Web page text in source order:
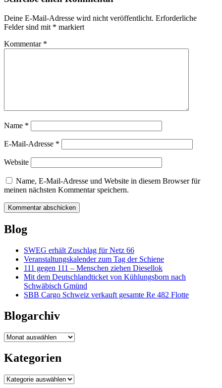
Deine E-Mail-Adresse wird nicht veröffentlicht. Erforderliche
Felder sind mit * markiert
Kommentar *
Name *
E-Mail-Adresse *
Website
Name, E-Mail-Adresse und Website in diesem Browser für
meinen nächsten Kommentar speichern.
Blog
SWEG erhält Zuschlag für Netz 66
Veranstaltungskalender zum Tag der Schiene
111 gegen 111 – Menschen ziehen Diesellok
Mit dem Deutschlandticket von Kühlungsborn nach
Schwäbisch Gmünd
SBB Cargo Schweiz verkauft gesamte Re 482 Flotte
Blogarchiv
Blogarchiv
Kategorien
Kategorien